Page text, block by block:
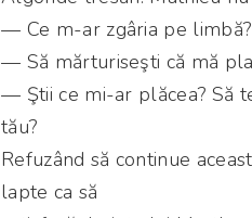
— Ce m-ar zgâria pe
— Să mărturiseşti că mă
— Ştii ce mi-ar plăcea? Să
tău?
Refuzând să continue
lapte ca să